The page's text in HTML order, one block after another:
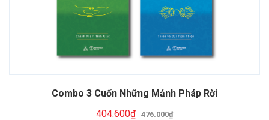
Combo 3 Cuốn Những Mảnh Pháp Rời
404.600₫ 476.000₫